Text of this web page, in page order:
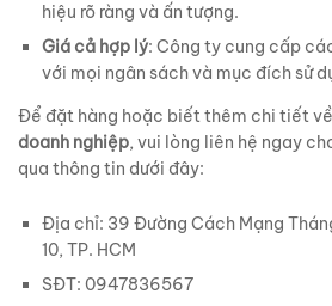
hiệu rõ ràng và ấn tượng.
Giá cả hợp lý: Công ty cung cấp
với mọi ngân sách và mục đích sử
Để đặt hàng hoặc biết thêm chi tiết
doanh nghiệp, vui lòng liên hệ ngay
qua thông tin dưới đây:
Địa chỉ: 39 Đường Cách Mạng
10, TP. HCM
SĐT: 0947836567